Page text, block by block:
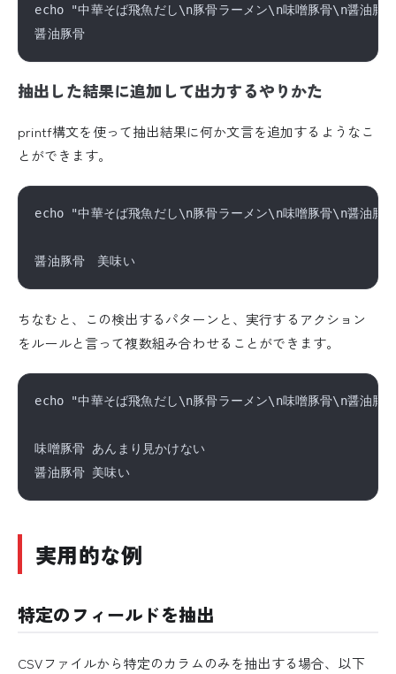
echo "中華そば飛魚だし\n豚骨ラーメン\n味噌豚骨\n醤油
抽出した結果に追加して出力するやりかた
printf構文を使って抽出結果に何か文言を追加するようなこ
とができます。
echo "中華そば飛魚だし\n豚骨ラーメン\n味噌豚骨\n醤
ちなむと、この検出するパターンと、実行するアクション
をルールと言って複数組み合わせることができます。
echo "中華そば飛魚だし\n豚骨ラーメン\n味噌豚骨\n醤
味噌豚骨 あんまり見かけない
実用的な例
特定のフィールドを抽出
CSVファイルから特定のカラムのみを抽出する場合、以下